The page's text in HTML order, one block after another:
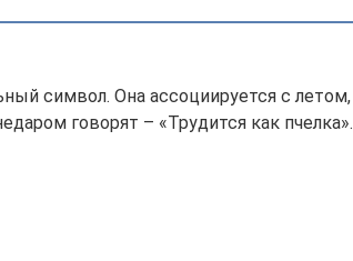
символ. Она ассоциируется с летом,
говорят – «Трудится как пчелка».